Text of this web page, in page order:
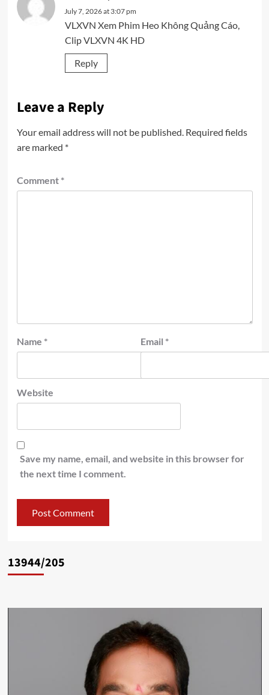
July 7, 2026 at 3:07 pm
VLXVN Xem Phim Heo Không Quảng Cáo,
Clip VLXVN 4K HD
Reply
Leave a Reply
Your email address will not be published. Required fields
are marked *
Comment *
Name * Email *
Website
Save my name, email, and website in this browser for
the next time I comment.
13944/205